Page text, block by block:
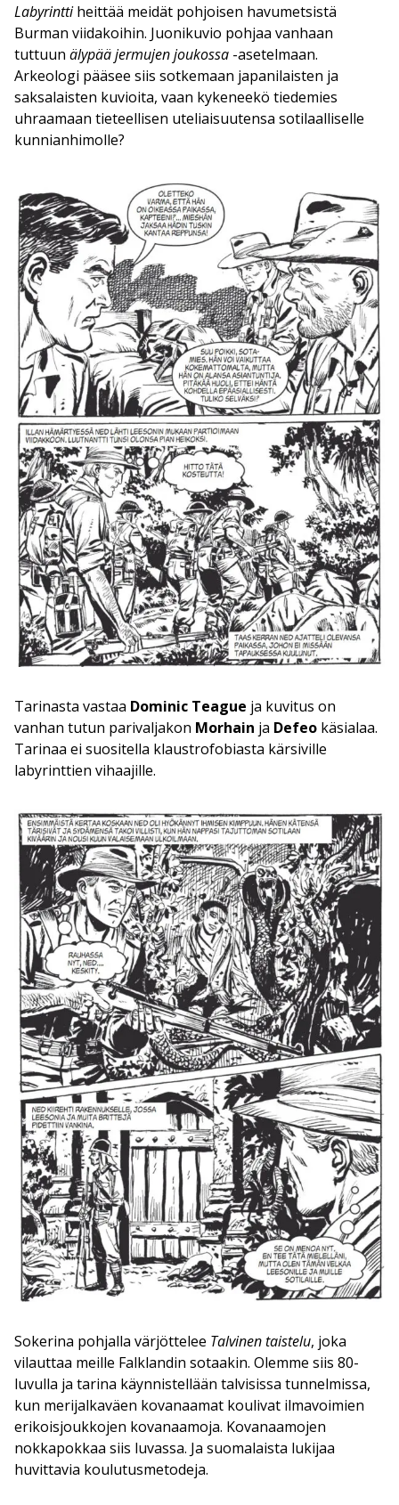
Labyrinttiheittää meidät pohjoisen havumetsistä
Burman viidakoihin. Juonikuvio pohjaa vanhaan
tuttuun älypää jermujen joukossa -asetelmaan.
Arkeologi pääsee siis sotkemaan japanilaisten ja
saksalaisten kuvioita, vaan kykeneekö tiedemies
uhraamaan tieteellisen uteliaisuutensa sotilaalliselle
kunnianhimolle?
Tarinasta vastaa Dominic Teague ja kuvitus on
vanhan tutun parivaljakon Morhain ja Defeo käsialaa.
Tarinaa ei suositella klaustrofobiasta kärsiville
labyrinttien vihaajille.
Sokerina pohjalla värjöttelee Talvinen taistelu, joka
vilauttaa meille Falklandin sotaakin. Olemme siis 80-
luvulla ja tarina käynnistellään talvisissa tunnelmissa,
kun merijalkaväen kovanaamat koulivat ilmavoimien
erikoisjoukkojen kovanaamoja. Kovanaamojen
nokkapokkaa siis luvassa. Ja suomalaista lukijaa
huvittavia koulutusmetodeja.